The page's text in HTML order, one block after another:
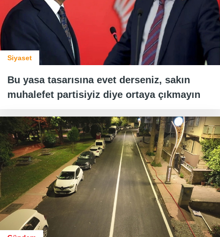
Siyaset
Bu yasa tasarısına evet derseniz, sakın
muhalefet partisiyiz diye ortaya çıkmayın